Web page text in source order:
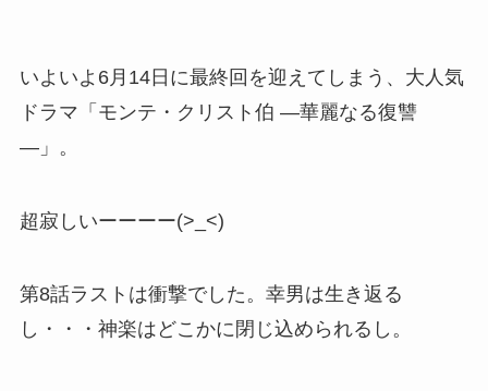
いよいよ6月14日に最終回を迎えてしまう、大人気
ドラマ「モンテ・クリスト伯 ―華麗なる復讐
―」。
超寂しいーーーー(>_<)
第8話ラストは衝撃でした。幸男は生き返る
し・・・神楽はどこかに閉じ込められるし。